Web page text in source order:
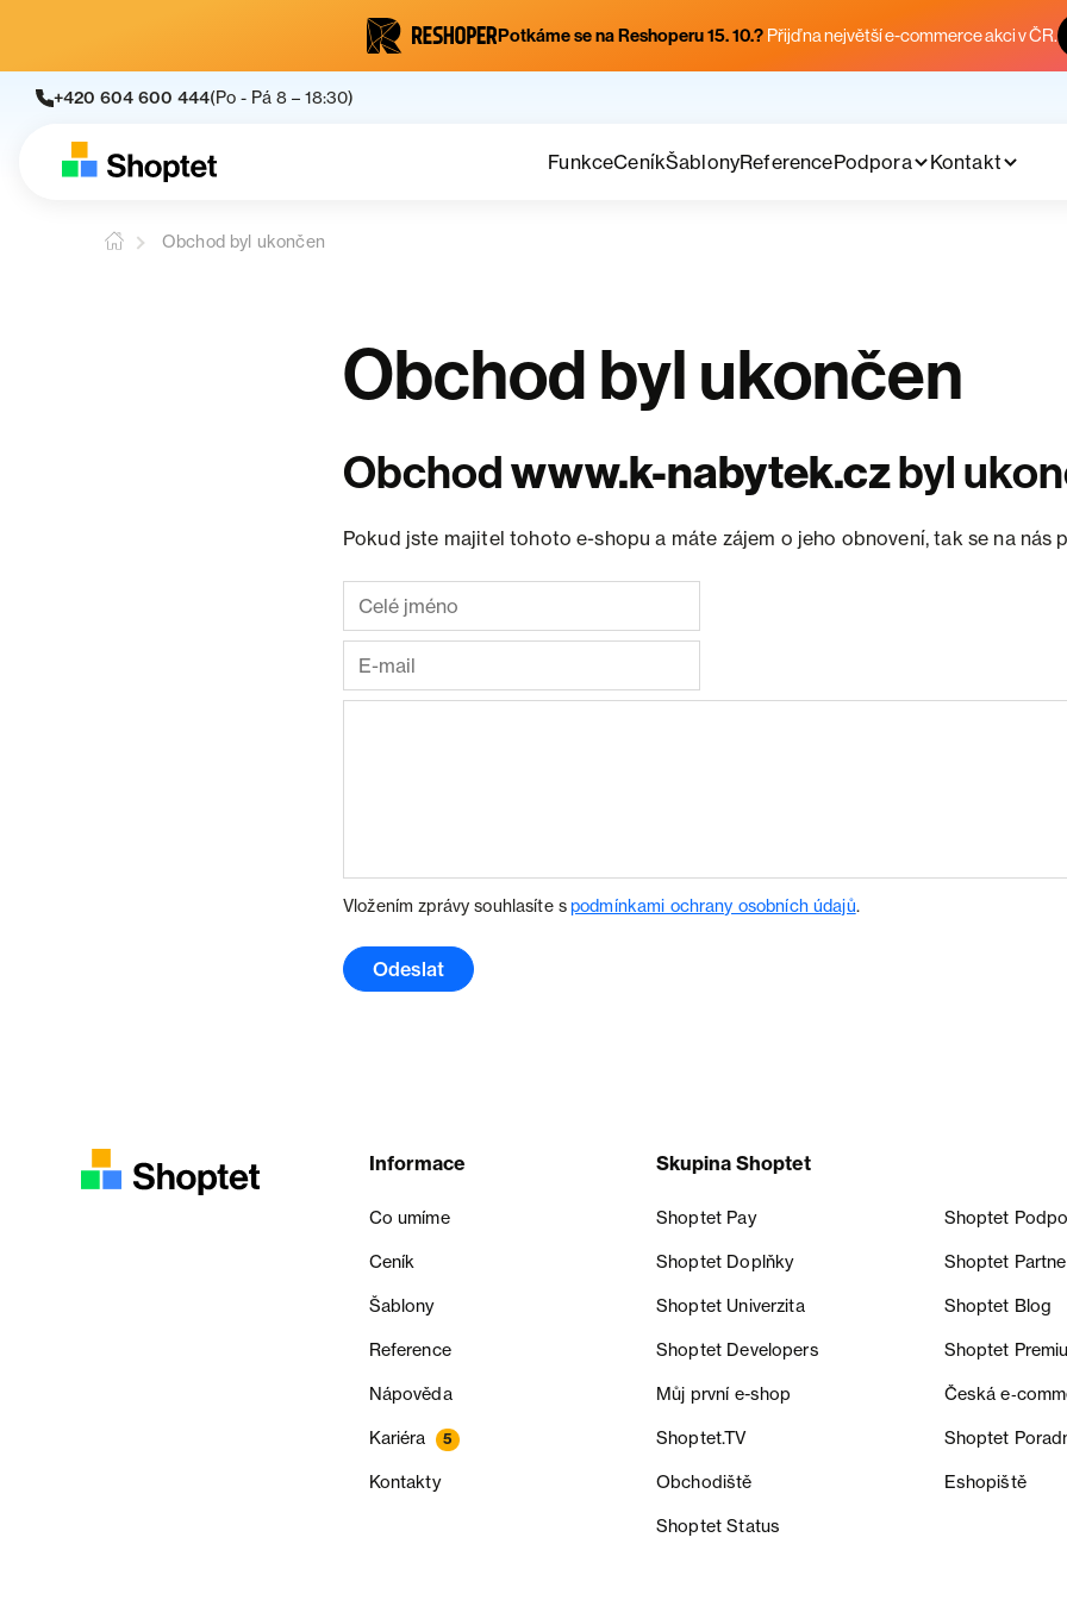
Potkáme se na Reshoperu 15. 10.? Přijď na největší e-commerce akci v ČR.
+420 604 600 444(Po - Pá 8 – 18:30)
FunkceCeníkŠablonyReferencePodpora Kontakt
Obchod byl ukončen
Obchod byl ukončen
Obchodwww.k-nabytek.czbyl
Pokud jste majitel tohoto e-shopu a máte zájem o jeho obnovení, tak se na nás
Vložením zprávy souhlasíte spodmínkami ochrany osobních údajů.
Odeslat
Informace
Co umíme
Ceník
Šablony
Reference
Nápověda
Kariéra 5
Kontakty
Skupina Shoptet
Shoptet Pay Shoptet
Shoptet Doplňky Shoptet
Shoptet Univerzita Shoptet Blog
Shoptet Developers Shoptet
Můj první e-shop Česká
Shoptet.TV Shoptet
Obchodiště Eshopiště
Shoptet Status